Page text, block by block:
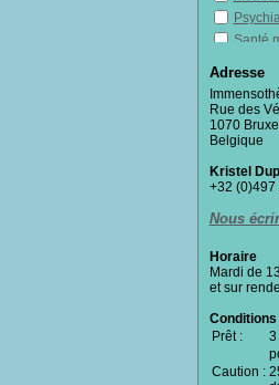
Santé
Section
Adresse
Rue des
1070
Belgique
Kristel
+32 (0)497
Nous
Horaire
Mardi de
et sur
Prêt :
3
Caution :